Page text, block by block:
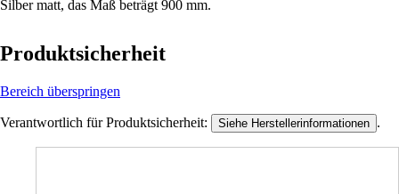
Silber matt, das Maß beträgt 900 mm.
Produktsicherheit
Bereich überspringen
Verantwortlich für Produktsicherheit: Siehe Herstellerinformationen .